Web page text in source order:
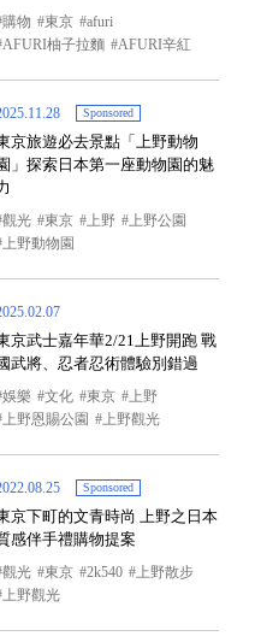
購物 東京
afuri
AFURI柚子拉麵
AFURI辛紅
Sponsored
京旅遊必去景點「上野動物
」探索日本第一座動物園的魅
觀光 東京 上野
上野公園
上野動物園
京武士嘉年華2/21上野開跑 戰
武將、忍者忍術體驗別錯過
娛樂 文化 東京
上野
上野恩賜公園
上野觀光
Sponsored
京下町的文青時尚 上野之日本
感伴手禮購物提案
觀光 東京 2k540
上野散步
上野觀光